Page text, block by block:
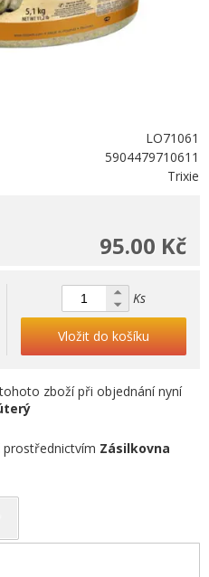
LO71061
5904479710611
Trixie
95.00 Kč
Ks
Vložit do košíku
zboží při objednání nyní
prostřednictvím Zásilkovna